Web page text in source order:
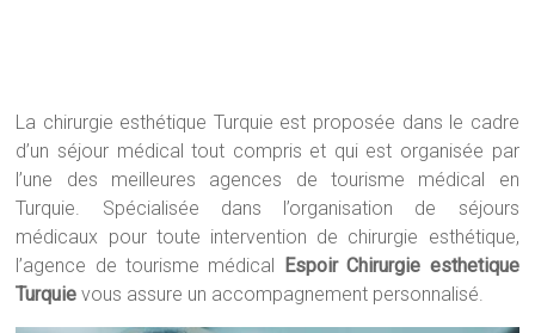
La chirurgie esthétique Turquie est proposée dans le cadre
d’un séjour médical tout compris et qui est organisée par
l’une des meilleures agences de tourisme médical en
Turquie. Spécialisée dans l’organisation de séjours
médicaux pour toute intervention de chirurgie esthétique,
l’agence de tourisme médical Espoir Chirurgie esthetique
Turquievous assure un accompagnement personnalisé.